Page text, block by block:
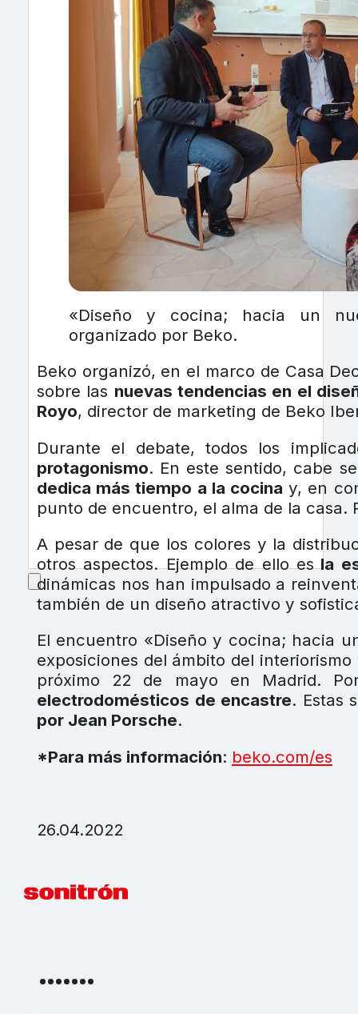
«Diseño y cocina; hacia un
organizado por Beko.
Beko organizó, en el marco de Casa
sobre las nuevas tendencias en el
Royo, director de marketing de Beko
Durante el debate, todos los
protagonismo. En este sentido, cabe
dedica más tiempo a la cocina y, en
punto de encuentro, el alma de la
A pesar de que los colores y la
otros aspectos. Ejemplo de ello esla
dinámicas nos han impulsado a
también de un diseño atractivo y
El encuentro «Diseño y cocina; hacia
exposiciones del ámbito del
próximo 22 de mayo en Madrid.
electrodomésticos de encastre. Estas
por Jean Porsche.
*Para más información: beko.com/es
26.04.2022